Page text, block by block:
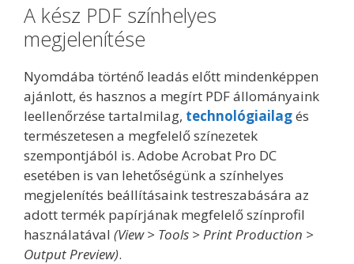
A kész PDF színhelyes
megjelenítése
Nyomdába történő leadás előtt mindenképpen
ajánlott, és hasznos a megírt PDF állományaink
leellenőrzése tartalmilag, technológiailagés
természetesen a megfelelő színezetek
szempontjából is. Adobe Acrobat Pro DC
esetében is van lehetőségünk a színhelyes
megjelenítés beállításaink testreszabására az
adott termék papírjának megfelelő színprofil
használatával (View > Tools > Print Production >
Output Preview).